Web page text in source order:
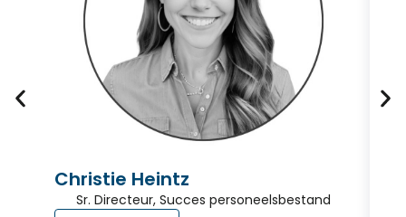
Christie Heintz
Sr. Directeur, Succes personeelsbestand